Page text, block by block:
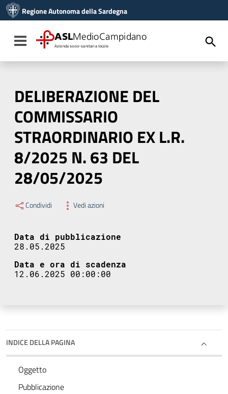
Vai al menu di navigazione
Vai al footer
Regione Autonoma della Sardegna
Toggle navigation
ASLMedioCampidano
Azienda socio-sanitaria locale
DELIBERAZIONE DEL
COMMISSARIO
STRAORDINARIO EX L.R.
8/2025 N. 63 DEL
28/05/2025
Condividi Vedi azioni
Data di pubblicazione
28.05.2025
Data e ora di scadenza
12.06.2025 00:00:00
INDICE DELLA PAGINA
Oggetto
Pubblicazione